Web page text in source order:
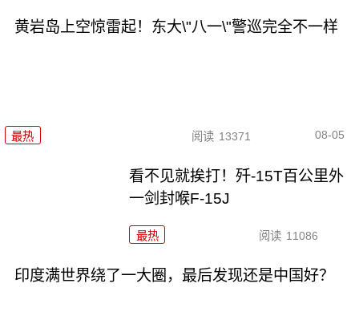
黄岩岛上空惊雷起！东大\"八一\"警巡完全不一样
最热 阅读 13371 08-05
看不见就挨打！歼-15T百公里外
一剑封喉F-15J
最热 阅读 11086
印度满世界绕了一大圈，最后发现还是中国好？